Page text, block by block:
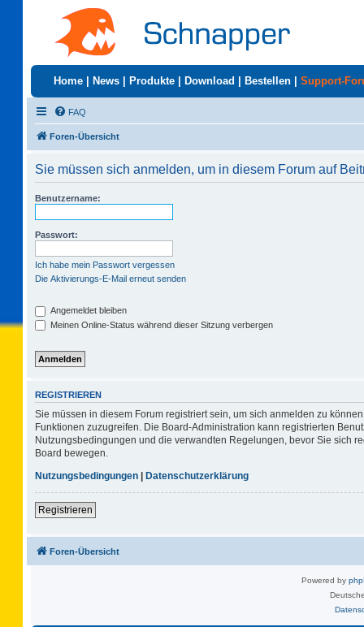
Home News Produkte Download Bestellen Support-
FAQ
Foren-Übersicht
Sie müssen sich anmelden, um in diesem Forum auf
Benutzername:
Passwort:
Ich habe mein Passwort vergessen
Die Aktivierungs-E-Mail erneut senden
Angemeldet bleiben
Meinen Online-Status während dieser Sitzung verbergen
REGISTRIEREN
Sie müssen in diesem Forum registriert sein, um sich anmelden zu
Funktionen zuzugreifen. Die Board-Administration kann registrierten
Nutzungsbedingungen und die verwandten Regelungen, bevor Sie sich
Board bewegen.
Nutzungsbedingungen | Datenschutzerklärung
Registrieren
Foren-Übersicht
Powered by